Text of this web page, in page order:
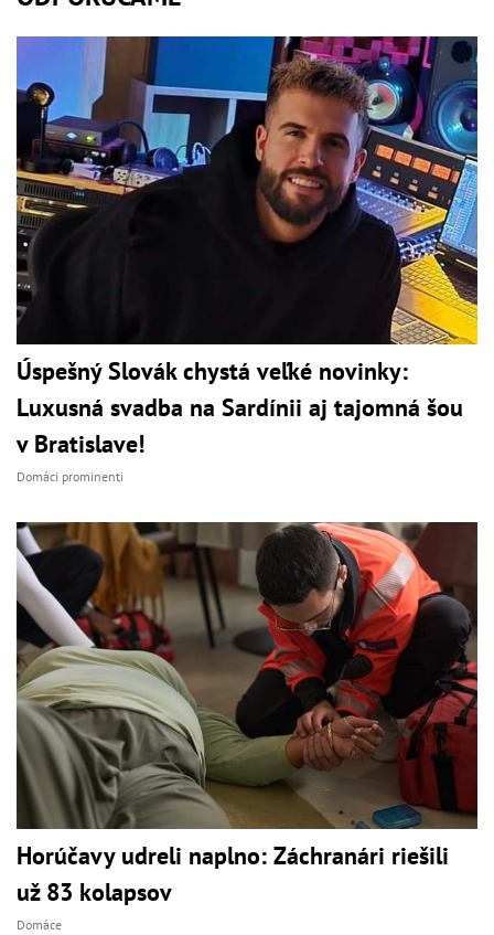
Úspešný Slovák chystá veľké novinky:
Luxusná svadba na Sardínii aj tajomná šou
v Bratislave!
Domáci prominenti
Horúčavy udreli naplno: Záchranári riešili
už 83 kolapsov
Domáce